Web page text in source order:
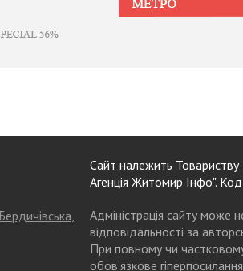
Сайт належить
Агенція Житомир Інфо".
Адміністрація сайту може
відповідальності за
При повному чи
обов’язкове гіперпосилання